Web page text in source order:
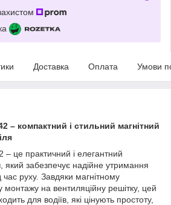
Доставка Оплата Умови
– компактний і стильний магнітний
це практичний і елегантний
який забезпечує надійне утримання
руху. Завдяки магнітному
монтажу на вентиляційну решітку, цей
для водіїв, які цінують простоту,